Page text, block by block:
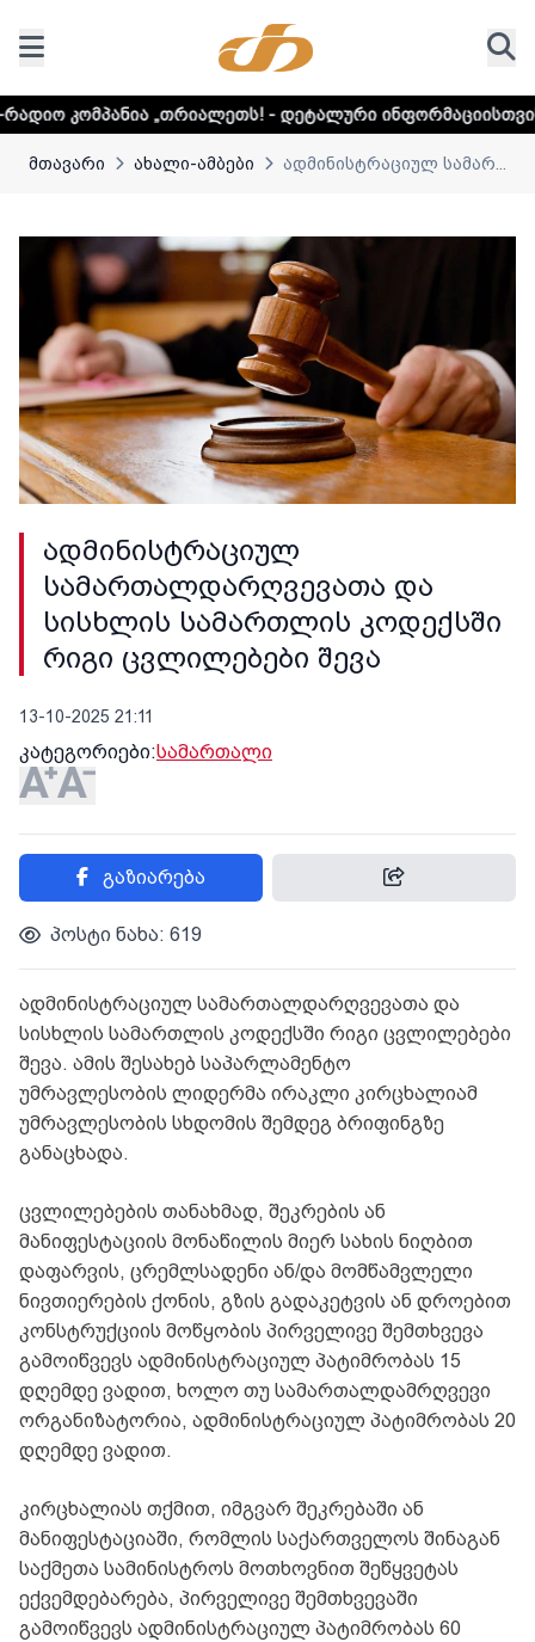
- დეტალური ინფორმაციისთვის დააკლიკეთ
მთავარი ახალი-ამბები ადმინისტრაციულ სამარ...
ადმინისტრაციულ
სამართალდარღვევათა და
სისხლის სამართლის კოდექსში
რიგი ცვლილებები შევა
13-10-2025 21:11
კატეგორიები:სამართალი
გაზიარება
პოსტი ნახა: 619
ადმინისტრაციულ სამართალდარღვევათა და
სისხლის სამართლის კოდექსში რიგი ცვლილებები
შევა. ამის შესახებ საპარლამენტო
უმრავლესობის ლიდერმა ირაკლი კირცხალიამ
უმრავლესობის სხდომის შემდეგ ბრიფინგზე
განაცხადა.
ცვლილებების თანახმად, შეკრების ან
მანიფესტაციის მონაწილის მიერ სახის ნიღბით
დაფარვის, ცრემლსადენი ან/და მომწამვლელი
ნივთიერების ქონის, გზის გადაკეტვის ან დროებით
კონსტრუქციის მოწყობის პირველივე შემთხვევა
გამოიწვევს ადმინისტრაციულ პატიმრობას 15
დღემდე ვადით, ხოლო თუ სამართალდამრღვევი
ორგანიზატორია, ადმინისტრაციულ პატიმრობას 20
დღემდე ვადით.
კირცხალიას თქმით, იმგვარ შეკრებაში ან
მანიფესტაციაში, რომლის საქართველოს შინაგან
საქმეთა სამინისტროს მოთხოვნით შეწყვეტას
ექვემდებარება, პირველივე შემთხვევაში
გამოიწვევს ადმინისტრაციულ პატიმრობას 60